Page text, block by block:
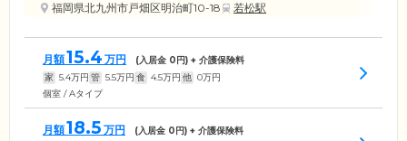
福岡県北九州市戸畑区明治町10-18
若松駅
月額15.4 万円 (入居金 0円) + 介護保険料
家 5.4万円 管 5.5万円 食 4.5万円 他 0万円
個室 / Aタイプ
月額18.5 万円 (入居金 0円) + 介護保険料